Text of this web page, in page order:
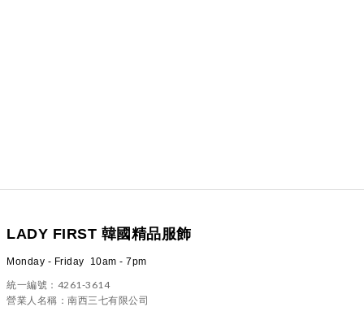
LADY FIRST 韓國精品服飾
Monday - Friday 10am - 7pm
統一編號：4261-3614
營業人名稱：南西三七有限公司